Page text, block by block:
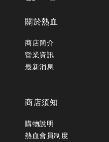
關於熱血
商店簡介
營業資訊
最新消息
商店須知
購物說明
熱血會員制度